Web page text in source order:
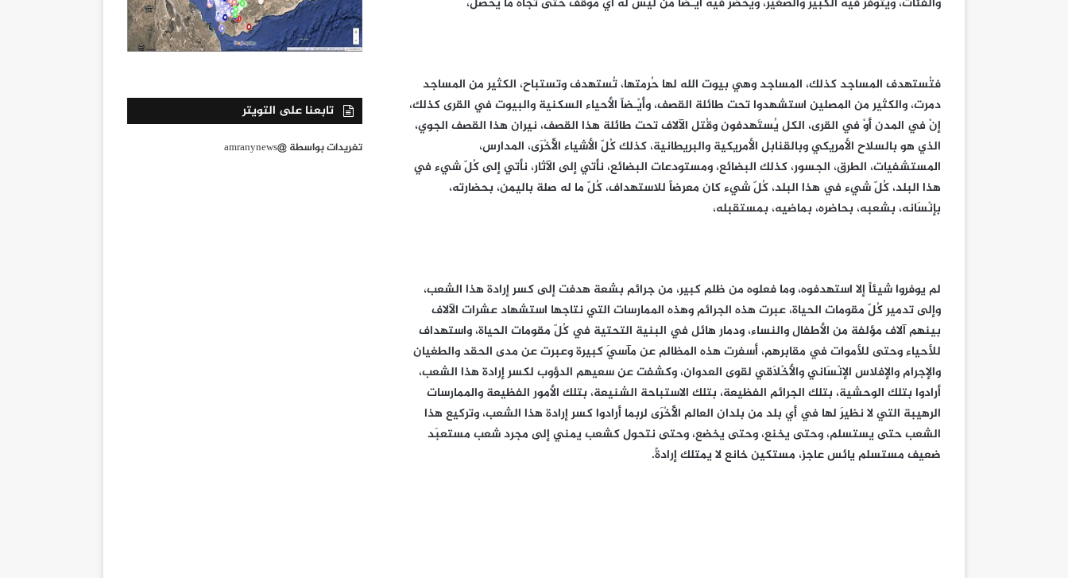
فتُستهدف المساجد كذلك، المساجد وهي بيوت الله لها حُرمتها، تُستهدف وتستباح، الكثير من المساجد
دمرت، والكثير من المصلين استشهدوا تحت طائلة القصف، وأَيْـضاً الأحياء السكنية والبيوت في القرى كذلك،
إنْ في المدن أَوْ في القرى، الكل يُستَهدفون وقُتل الآلاف تحت طائلة هذا القصف، نيران هذا القصف الجوي،
الذي هو بالسلاح الأمريكي وبالقنابل الأمريكية والبريطانية، كذلك كُلّ الأشياء الأُخْرَى، المدارس،
المستشفيات، الطرق، الجسور، كذلك البضائع، ومستودعات البضائع، نأتي إلى الآثار، نأتي إلى كُلّ شيء في
هذا البلد، كُلّ شيء في هذا البلد، كُلّ شيء كان معرضاً للاستهداف، كُلّ ما له صلة باليمن، بحضارته،
بإنْسَانه، بشعبه، بحاضره، بماضيه، بمستقبله،
لم يوفروا شيئاً إلا استهدفوه، وما فعلوه من ظلم كبير، من جرائم بشعة هدفت إلى كسر إرادة هذا الشعب،
وإلى تدمير كُلّ مقومات الحياة، عبرت هذه الجرائم وهذه الممارسات التي نتاجها استشهاد عشرات الآلاف
بينهم آلاف مؤلفة من الأطفال والنساء، ودمار هائل في البنية التحتية في كُلّ مقومات الحياة، واستهداف
للأحياء وحتى للأموات في مقابرهم، أسفرت هذه المظالم عن مآسيَ كبيرة وعبرت عن مدى الحقد والطغيان
والإجرام والإفلاس الإنْسَاني والأَخْلَاقي لقوى العدوان، وكشفت عن سعيهم الدؤوب لكسر إرادة هذا الشعب،
أرادوا بتلك الوحشية، بتلك الجرائم الفظيعة، بتلك الاستباحة الشنيعة، بتلك الأمور الفظيعة والممارسات
الرهيبة التي لا نظيرَ لها في أي بلد من بلدان العالم الأُخْرَى لربما أرادوا كسر إرادة هذا الشعب، وتركيع هذا
الشعب حتى يستسلم، وحتى يخنع، وحتى يخضع، وحتى نتحول كشعب يمني إلى مجرد شعب مستعبَد
ضعيف مستسلم يائس عاجز، مستكين خانع لا يمتلك إرادةً.
تابعنا على التويتر
تغريدات بواسطة @amranynews